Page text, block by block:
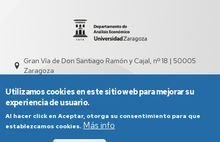
Gran Vía de Don Santiago Ramón y Cajal, nº 18 | 50005
Zaragoza
Utilizamos cookies en este sitio web para mejorar su
experiencia de usuario.
Al hacer click en Aceptar, otorga su consentimiento para que
establezcamos cookies. Más info